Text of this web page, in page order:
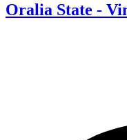
Oralia State -